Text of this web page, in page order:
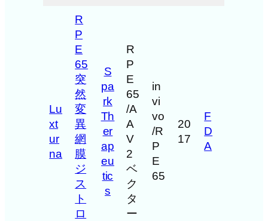
Lu
xt
ur
na
R
P
E
65
突
然
変
異
網
膜
ジ
ス
ト
ロ
S
pa
rk
Th
er
ap
eu
tic
s
R
P
E
65
/A
A
V
2
ベ
ク
タ
ー
in
vi
vo
/R
P
E
65
20
17
F
D
A